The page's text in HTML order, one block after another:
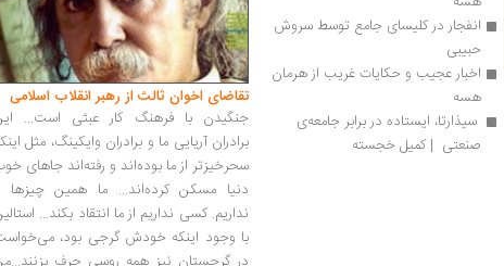
حبیبی
هسه
صنعتی  | کمیل خجسته
تقاضای اخوان ثالث از رهبر انقلاب اسلامی
جنگیدن با فرهنگ کار عبثی است...
برادران آریایی ما و برادران وایکینگ، مثل
سحرخیزتر از ما بوده‌اند و رفته‌اند جاهای
دنیا مسکن کرده‌اند... ما همین چیزها
نداریم. کسی نداریم از ما انتقاد بکند...
با وجود اینکه خودش گرجی بود،